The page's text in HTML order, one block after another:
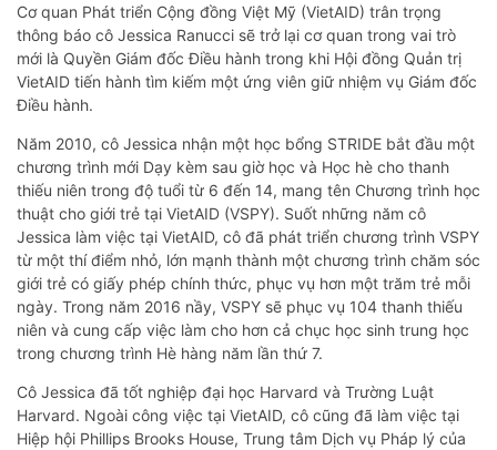
Cơ quan Phát triển Cộng đồng Việt Mỹ (VietAID) trân trọng
thông báo cô Jessica Ranucci sẽ trở lại cơ quan trong vai trò
mới là Quyền Giám đốc Điều hành trong khi Hội đồng Quản trị
VietAID tiến hành tìm kiếm một ứng viên giữ nhiệm vụ Giám đốc
Điều hành.
Năm 2010, cô Jessica nhận một học bổng STRIDE bắt đầu một
chương trình mới Dạy kèm sau giờ học và Học hè cho thanh
thiếu niên trong độ tuổi từ 6 đến 14, mang tên Chương trình học
thuật cho giới trẻ tại VietAID (VSPY). Suốt những năm cô
Jessica làm việc tại VietAID, cô đã phát triển chương trình VSPY
từ một thí điểm nhỏ, lớn mạnh thành một chương trình chăm sóc
giới trẻ có giấy phép chính thức, phục vụ hơn một trăm trẻ mỗi
ngày. Trong năm 2016 nầy, VSPY sẽ phục vụ 104 thanh thiếu
niên và cung cấp việc làm cho hơn cả chục học sinh trung học
trong chương trình Hè hàng năm lần thứ 7.
Cô Jessica đã tốt nghiệp đại học Harvard và Trường Luật
Harvard. Ngoài công việc tại VietAID, cô cũng đã làm việc tại
Hiệp hội Phillips Brooks House, Trung tâm Dịch vụ Pháp lý của